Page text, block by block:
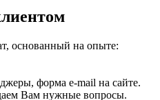
основанный на опыте:
форма e-mail на сайте.
Вам нужные вопросы.